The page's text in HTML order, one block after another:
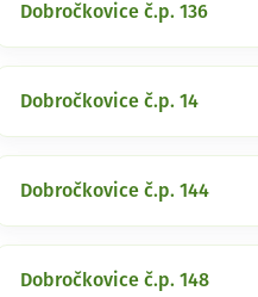
Dobročkovice č.p. 136
Dobročkovice č.p. 14
Dobročkovice č.p. 144
Dobročkovice č.p. 148